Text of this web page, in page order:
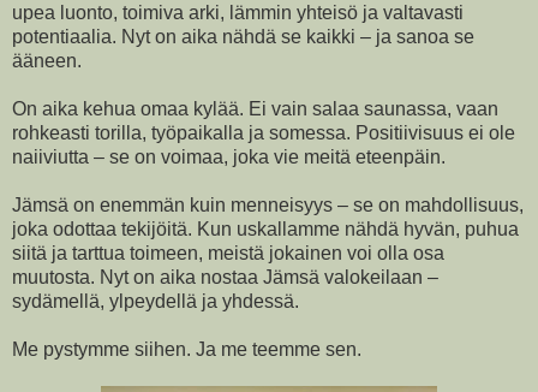
upea luonto, toimiva arki, lämmin yhteisö ja valtavasti
potentiaalia. Nyt on aika nähdä se kaikki – ja sanoa se
ääneen.
On aika kehua omaa kylää. Ei vain salaa saunassa, vaan
rohkeasti torilla, työpaikalla ja somessa. Positiivisuus ei ole
naiiviutta – se on voimaa, joka vie meitä eteenpäin.
Jämsä on enemmän kuin menneisyys – se on mahdollisuus,
joka odottaa tekijöitä. Kun uskallamme nähdä hyvän, puhua
siitä ja tarttua toimeen, meistä jokainen voi olla osa
muutosta. Nyt on aika nostaa Jämsä valokeilaan –
sydämellä, ylpeydellä ja yhdessä.
Me pystymme siihen. Ja me teemme sen.